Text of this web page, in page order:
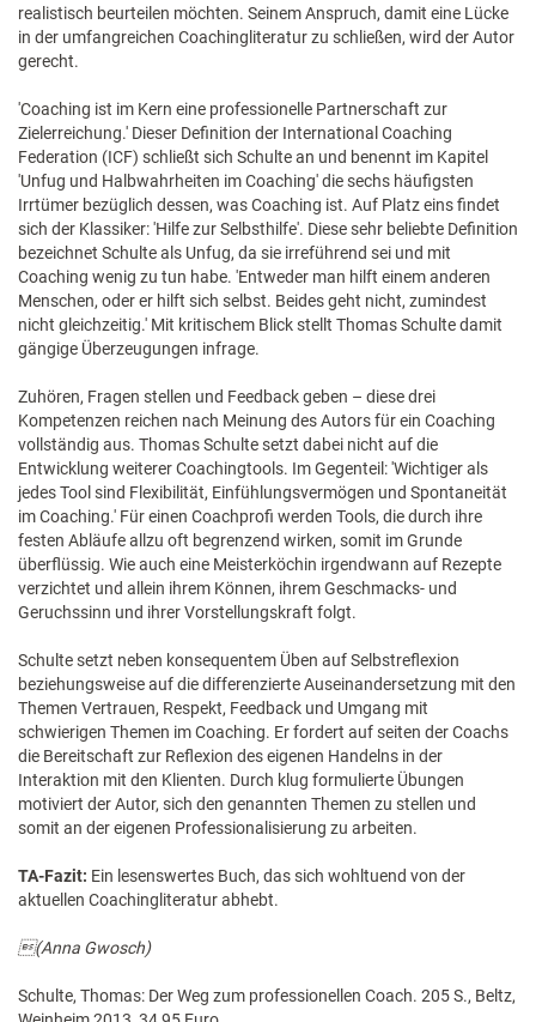
realistisch beurteilen möchten. Seinem Anspruch, damit eine Lücke
in der umfangreichen Coachingliteratur zu schließen, wird der Autor
gerecht.
'Coaching ist im Kern eine professionelle Partnerschaft zur
Zielerreichung.' Dieser Definition der International Coaching
Federation (ICF) schließt sich Schulte an und benennt im Kapitel
'Unfug und Halbwahrheiten im Coaching' die sechs häufigsten
Irrtümer bezüglich dessen, was Coaching ist. Auf Platz eins findet
sich der Klassiker: 'Hilfe zur Selbsthilfe'. Diese sehr beliebte Definition
bezeichnet Schulte als Unfug, da sie irreführend sei und mit
Coaching wenig zu tun habe. 'Entweder man hilft einem anderen
Menschen, oder er hilft sich selbst. Beides geht nicht, zumindest
nicht gleichzeitig.' Mit kritischem Blick stellt Thomas Schulte damit
gängige Überzeugungen infrage.
Zuhören, Fragen stellen und Feedback geben – diese drei
Kompetenzen reichen nach Meinung des Autors für ein Coaching
vollständig aus. Thomas Schulte setzt dabei nicht auf die
Entwicklung weiterer Coachingtools. Im Gegenteil: 'Wichtiger als
jedes Tool sind Flexibilität, Einfühlungsvermögen und Spontaneität
im Coaching.' Für einen Coachprofi werden Tools, die durch ihre
festen Abläufe allzu oft begrenzend wirken, somit im Grunde
überflüssig. Wie auch eine Meisterköchin irgendwann auf Rezepte
verzichtet und allein ihrem Können, ihrem Geschmacks- und
Geruchssinn und ihrer Vorstellungskraft folgt.
Schulte setzt neben konsequentem Üben auf Selbstreflexion
beziehungsweise auf die differenzierte Auseinandersetzung mit den
Themen Vertrauen, Respekt, Feedback und Umgang mit
schwierigen Themen im Coaching. Er fordert auf seiten der Coachs
die Bereitschaft zur Reflexion des eigenen Handelns in der
Interaktion mit den Klienten. Durch klug formulierte Übungen
motiviert der Autor, sich den genannten Themen zu stellen und
somit an der eigenen Professionalisierung zu arbeiten.
TA-Fazit: Ein lesenswertes Buch, das sich wohltuend von der
aktuellen Coachingliteratur abhebt.
(Anna Gwosch)
Schulte, Thomas: Der Weg zum professionellen Coach. 205 S., Beltz,